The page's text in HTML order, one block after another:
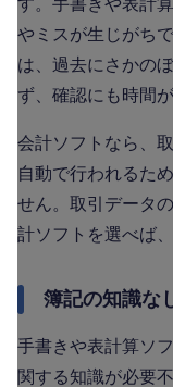
やミスが生じがち
は、過去にさかの
ず、確認にも時間
会計ソフトなら、
自動で行われるた
せん。取引データ
計ソフトを選べば
簿記の知識な
手書きや表計算ソ
関する知識が必要